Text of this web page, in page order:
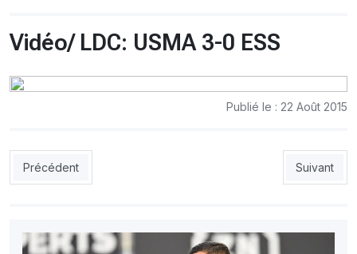
Vidéo/ LDC: USMA 3-0 ESS
Publié le : 22 Août 2015
Article précédent : USMA-ESS/ Hamdi : «Une victoire
Précédent Article
Suivant